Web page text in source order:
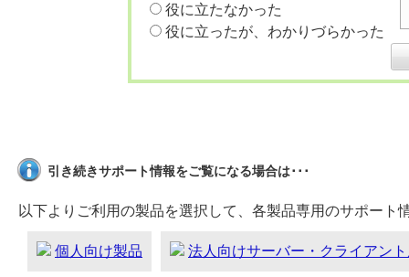
役に立たなかった
役に立ったが、わかりづらかった
引き続きサポート情報をご覧になる場合は･･･
以下よりご利用の製品を選択して、各製品専用のサポート
個人向け製品 法人向けサーバー・クライアン